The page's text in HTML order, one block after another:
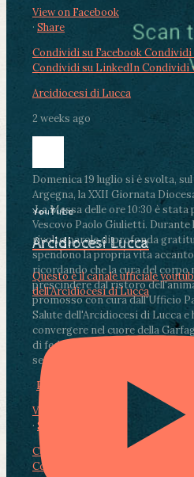
View on Facebook
· Share
Condividi su Facebook
Condividi su LinkedInCondividi
Arcidiocesi di Lucca
2 weeks ago
Domenica 19 luglio si è svolta,
Argegna, la XXII Giornata
.La Messa delle ore 10:30 è stata
Vescovo Paolo Giulietti. Durante
rivolto parole di profonda
spendono la propria vita
ricordando che la cura del corpo
prescindere dal ristoro
promosso con cura dall'Ufficio
Salute dell'Arcidiocesi di Lucca e
convergere nel cuore della
di fedeli, operatori sanitari,
segnate dalla malattia.
Photo
View on Facebook
· Share
Condividi su Facebook
Condividi su LinkedIn
YouTube
Arcidiocesi Lucca
Questo è il canale ufficiale
dell'Arcidiocesi di Lucca